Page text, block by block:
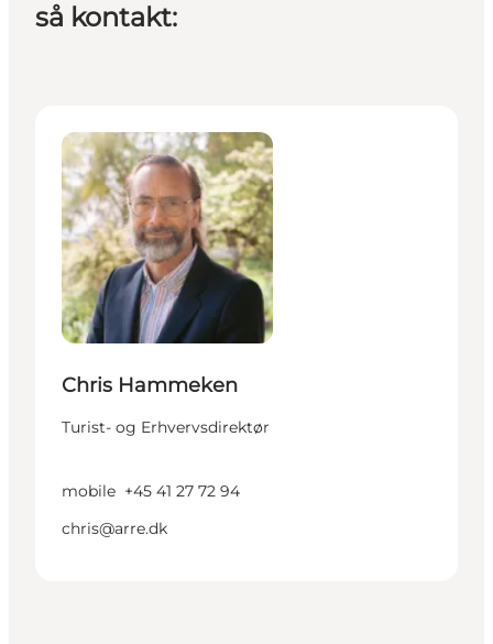
så kontakt:
Chris Hammeken
Turist- og Erhvervsdirektør
mobile +45 41 27 72 94
chris@arre.dk